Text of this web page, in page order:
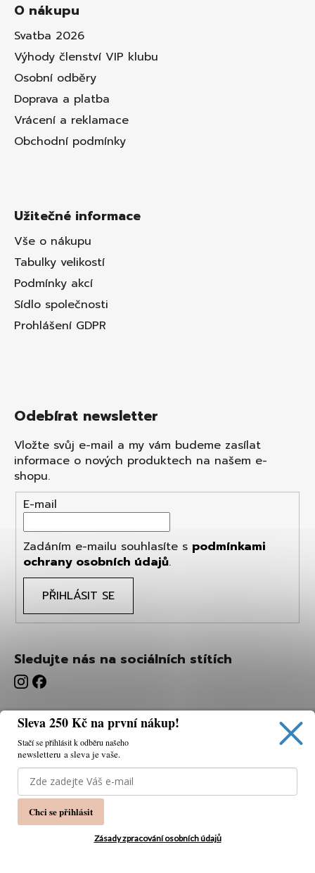
Používáme cookies, abychom vám umožnili pohodlné
prohlížení webu a díky analýze webu neustále zlepšovat
jeho funkce, výkon a použitelnost.
O nákupu
Svatba 2026
Výhody členství VIP klubu
Osobní odběry
Doprava a platba
Vrácení a reklamace
Obchodní podmínky
Užitečné informace
Vše o nákupu
Tabulky velikostí
Podmínky akcí
Sídlo společnosti
Prohlášení GDPR
Odebírat newsletter
Vložte svůj e-mail a my vám budeme zasílat
informace o nových produktech na našem e-
shopu.
E-mail
Zadáním e-mailu souhlasíte s podmínkami
ochrany osobních údajů.
PŘIHLÁSIT SE
Sledujte nás na sociálních stítích
Sleva 250 Kč na první nákup!
Stačí se přihlásit k odběru našeho
newsletteru a sleva je vaše.
Chci se přihlásit
Zásady zpracování osobních údajů